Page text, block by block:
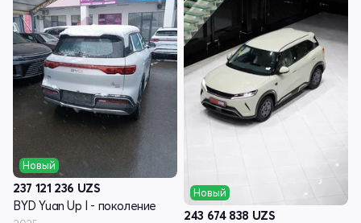
Новый
237 121 236 UZS
BYD Yuan Up I - поколение
Новый
243 674 838 UZS